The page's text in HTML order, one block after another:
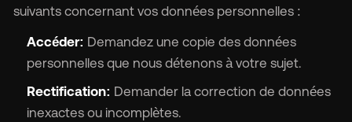
suivants concernant vos données personnelles :
Accéder: Demandez une copie des données
personnelles que nous détenons à votre sujet.
Rectification: Demander la correction de données
inexactes ou incomplètes.